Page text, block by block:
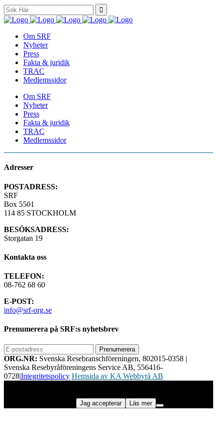
Search
for:
Om SRF
Nyheter
Press
Fakta & juridik
TRAC
Medlemssidor
Om SRF
Nyheter
Press
Fakta & juridik
TRAC
Medlemssidor
Adresser
POSTADRESS:
SRF
Box 5501
114 85 STOCKHOLM
BESÖKSADRESS:
Storgatan 19
Kontakta oss
TELEFON:
08-762 68 60
E-POST:
info@srf-org.se
Prenumerera på SRF:s nyhetsbrev
ORG.NR: Svenska Resebranschföreningen, 802015-0358 |
Svenska Resebyråföreningens Service AB, 556416-
0728|Integritetspolicy Hemsida av KA Webbyrå AB
Jag accepterar Läs mer